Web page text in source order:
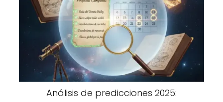
Análisis de predicciones 2025: